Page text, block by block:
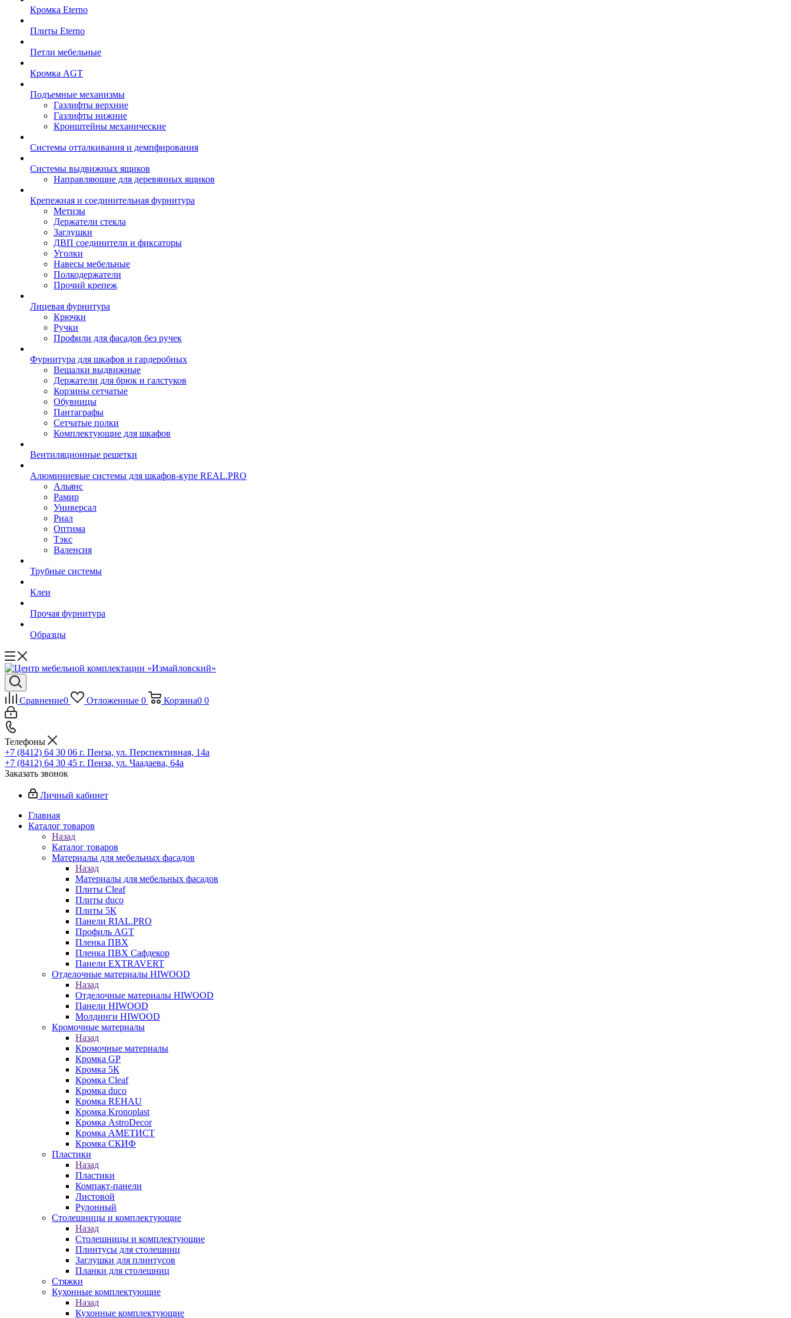
Кромка Eterno
Плиты Eterno
Петли мебельные
Кромка AGT
Подъемные механизмы
Газлифты верхние
Газлифты нижние
Кронштейны механические
Системы отталкивания и демпфирования
Системы выдвижных ящиков
Направляющие для деревянных ящиков
Крепежная и соединительная фурнитура
Метизы
Держатели стекла
Заглушки
ДВП соединители и фиксаторы
Уголки
Навесы мебельные
Полкодержатели
Прочий крепеж
Лицевая фурнитура
Крючки
Ручки
Профили для фасадов без ручек
Фурнитура для шкафов и гардеробных
Вешалки выдвижные
Держатели для брюк и галстуков
Корзины сетчатые
Обувницы
Пантаграфы
Сетчатые полки
Комплектующие для шкафов
Вентиляционные решетки
Алюминиевые системы для шкафов-купе REAL.PRO
Альянс
Рамир
Универсал
Риал
Оптима
Тэкс
Валенсия
Трубные системы
Клеи
Прочая фурнитура
Образцы
Сравнение0 Отложенные 0 Корзина0 0
Телефоны
+7 (8412) 64 30 06 г. Пенза, ул. Перспективная, 14а
+7 (8412) 64 30 45 г. Пенза, ул. Чаадаева, 64а
Заказать звонок
Личный кабинет
Главная
Каталог товаров
Назад
Каталог товаров
Материалы для мебельных фасадов
Назад
Материалы для мебельных фасадов
Плиты Cleaf
Плиты duco
Плиты 5К
Панели RIAL.PRO
Профиль AGT
Пленка ПВХ
Пленка ПВХ Сафдекор
Панели EXTRAVERT
Отделочные материалы HIWOOD
Назад
Отделочные материалы HIWOOD
Панели HIWOOD
Молдинги HIWOOD
Кромочные материалы
Назад
Кромочные материалы
Кромка GP
Кромка 5К
Кромка Cleaf
Кромка duco
Кромка REHAU
Кромка Kronoplast
Кромка AstroDecor
Кромка АМЕТИСТ
Кромка СКИФ
Пластики
Назад
Пластики
Компакт-панели
Листовой
Рулонный
Столешницы и комплектующие
Назад
Столешницы и комплектующие
Плинтусы для столешниц
Заглушки для плинтусов
Планки для столешниц
Стяжки
Кухонные комплектующие
Назад
Кухонные комплектующие